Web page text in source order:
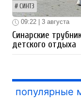
СИНТЗ
09:22 | 3 августа
Синарские
детского отдыха
популярные